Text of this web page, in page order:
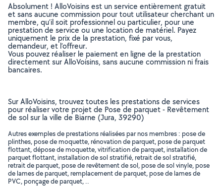
Absolument ! AlloVoisins est un service entièrement gratuit
et sans aucune commission pour tout utilisateur cherchant un
membre, qu’il soit professionnel ou particulier, pour une
prestation de service ou une location de matériel. Payez
uniquement le prix de la prestation, fixé par vous,
demandeur, et l’offreur.
Vous pouvez réaliser le paiement en ligne de la prestation
directement sur AlloVoisins, sans aucune commission ni frais
bancaires.
Sur AlloVoisins, trouvez toutes les prestations de services
pour réaliser votre projet de Pose de parquet - Revêtement
de sol sur la ville de Biarne (Jura, 39290)
Autres exemples de prestations réalisées par nos membres : pose de
plinthes, pose de moquette, rénovation de parquet, pose de parquet
flottant, dépose de moquette, vitrification de parquet, installation de
parquet flottant, installation de sol stratifié, retrait de sol stratifié,
retrait de parquet, pose de revêtement de sol, pose de sol vinyle, pose
de lames de parquet, remplacement de parquet, pose de lames de
PVC, ponçage de parquet, ..